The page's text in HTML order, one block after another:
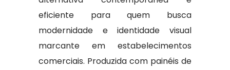
eficiente para quem busca
modernidade e identidade visual
marcante em estabelecimentos
comerciais. Produzida com painéis de